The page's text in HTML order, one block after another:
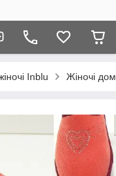
Inblu Жіночі